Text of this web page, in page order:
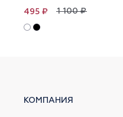
1 100 ₽
495 ₽
КОМПАНИЯ